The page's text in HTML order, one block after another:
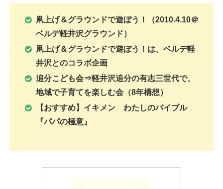
凧上げ＆グラウンドで遊ぼう！（2010.4.10＠
ベルデ軽井沢グラウンド）
凧上げ＆グラウンドで遊ぼう！は、ベルデ軽
井沢とのコラボ企画
追分こども会⇒軽井沢追分の有志三世代で、
地域で子育てを楽しむ会（8年構想）
【おすすめ】イキメン わたしのバイブル
『パパの極意』